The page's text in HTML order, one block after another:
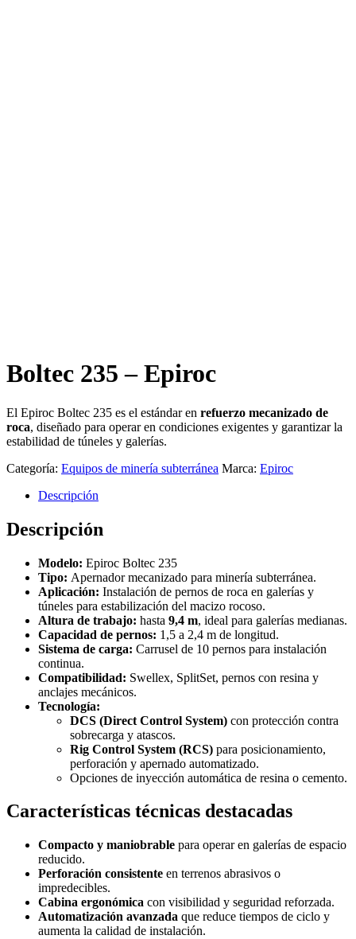
Boltec 235 – Epiroc
El Epiroc Boltec 235 es el estándar en refuerzo mecanizado de
roca, diseñado para operar en condiciones exigentes y garantizar la
estabilidad de túneles y galerías.
Categoría: Equipos de minería subterránea Marca: Epiroc
Descripción
Descripción
Modelo: Epiroc Boltec 235
Tipo: Apernador mecanizado para minería subterránea.
Aplicación: Instalación de pernos de roca en galerías y
túneles para estabilización del macizo rocoso.
Altura de trabajo: hasta 9,4 m, ideal para galerías medianas.
Capacidad de pernos: 1,5 a 2,4 m de longitud.
Sistema de carga: Carrusel de 10 pernos para instalación
continua.
Compatibilidad: Swellex, SplitSet, pernos con resina y
anclajes mecánicos.
Tecnología:
DCS (Direct Control System) con protección contra
sobrecarga y atascos.
Rig Control System (RCS) para posicionamiento,
perforación y apernado automatizado.
Opciones de inyección automática de resina o cemento.
Características técnicas destacadas
Compacto y maniobrable para operar en galerías de espacio
reducido.
Perforación consistente en terrenos abrasivos o
impredecibles.
Cabina ergonómica con visibilidad y seguridad reforzada.
Automatización avanzada que reduce tiempos de ciclo y
aumenta la calidad de instalación.